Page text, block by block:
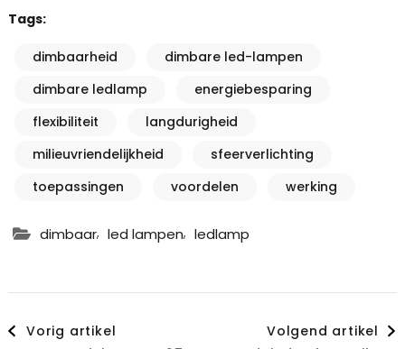
Tags:
dimbaarheid
dimbare led-lampen
dimbare ledlamp
energiebesparing
flexibiliteit
langdurigheid
milieuvriendelijkheid
sfeerverlichting
toepassingen
voordelen werking
dimbaar, led lampen, ledlamp
Berichtnavigatie
Vorig artikel
Volgend artikel